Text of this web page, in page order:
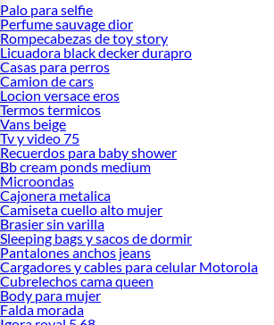
Palo para selfie
Perfume sauvage dior
Rompecabezas de toy story
Licuadora black decker durapro
Casas para perros
Camion de cars
Locion versace eros
Termos termicos
Vans beige
Tv y video 75
Recuerdos para baby shower
Bb cream ponds medium
Microondas
Cajonera metalica
Camiseta cuello alto mujer
Brasier sin varilla
Sleeping bags y sacos de dormir
Pantalones anchos jeans
Cargadores y cables para celular Motorola
Cubrelechos cama queen
Body para mujer
Falda morada